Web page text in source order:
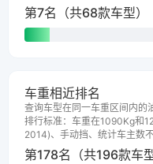
第7名（共68款车型）
车重相近排名
查询车型在同一车重区间内的
排行标准：车重在1090Kg和
2014)、手动挡、统计车主数
第178名（共196款车型